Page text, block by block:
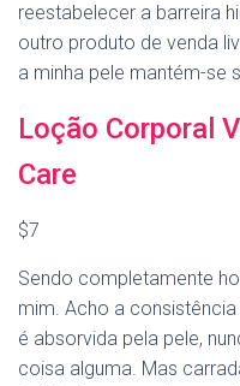
reestabelecer a barreira
outro produto de venda
a minha pele mantém-se
Loção Corporal
Care
$7
Sendo completamente
mim. Acho a
é absorvida pela pele,
coisa alguma. Mas